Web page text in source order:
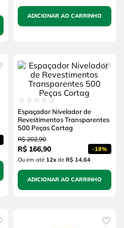
ADICIONAR AO CARRINHO
Espaçador Nivelador de
Revestimentos Transparentes
500 Peças Cortag
R$ 202,90
R$ 166,90 -18%
Ou em até 12xde R$ 14,64
ADICIONAR AO CARRINHO